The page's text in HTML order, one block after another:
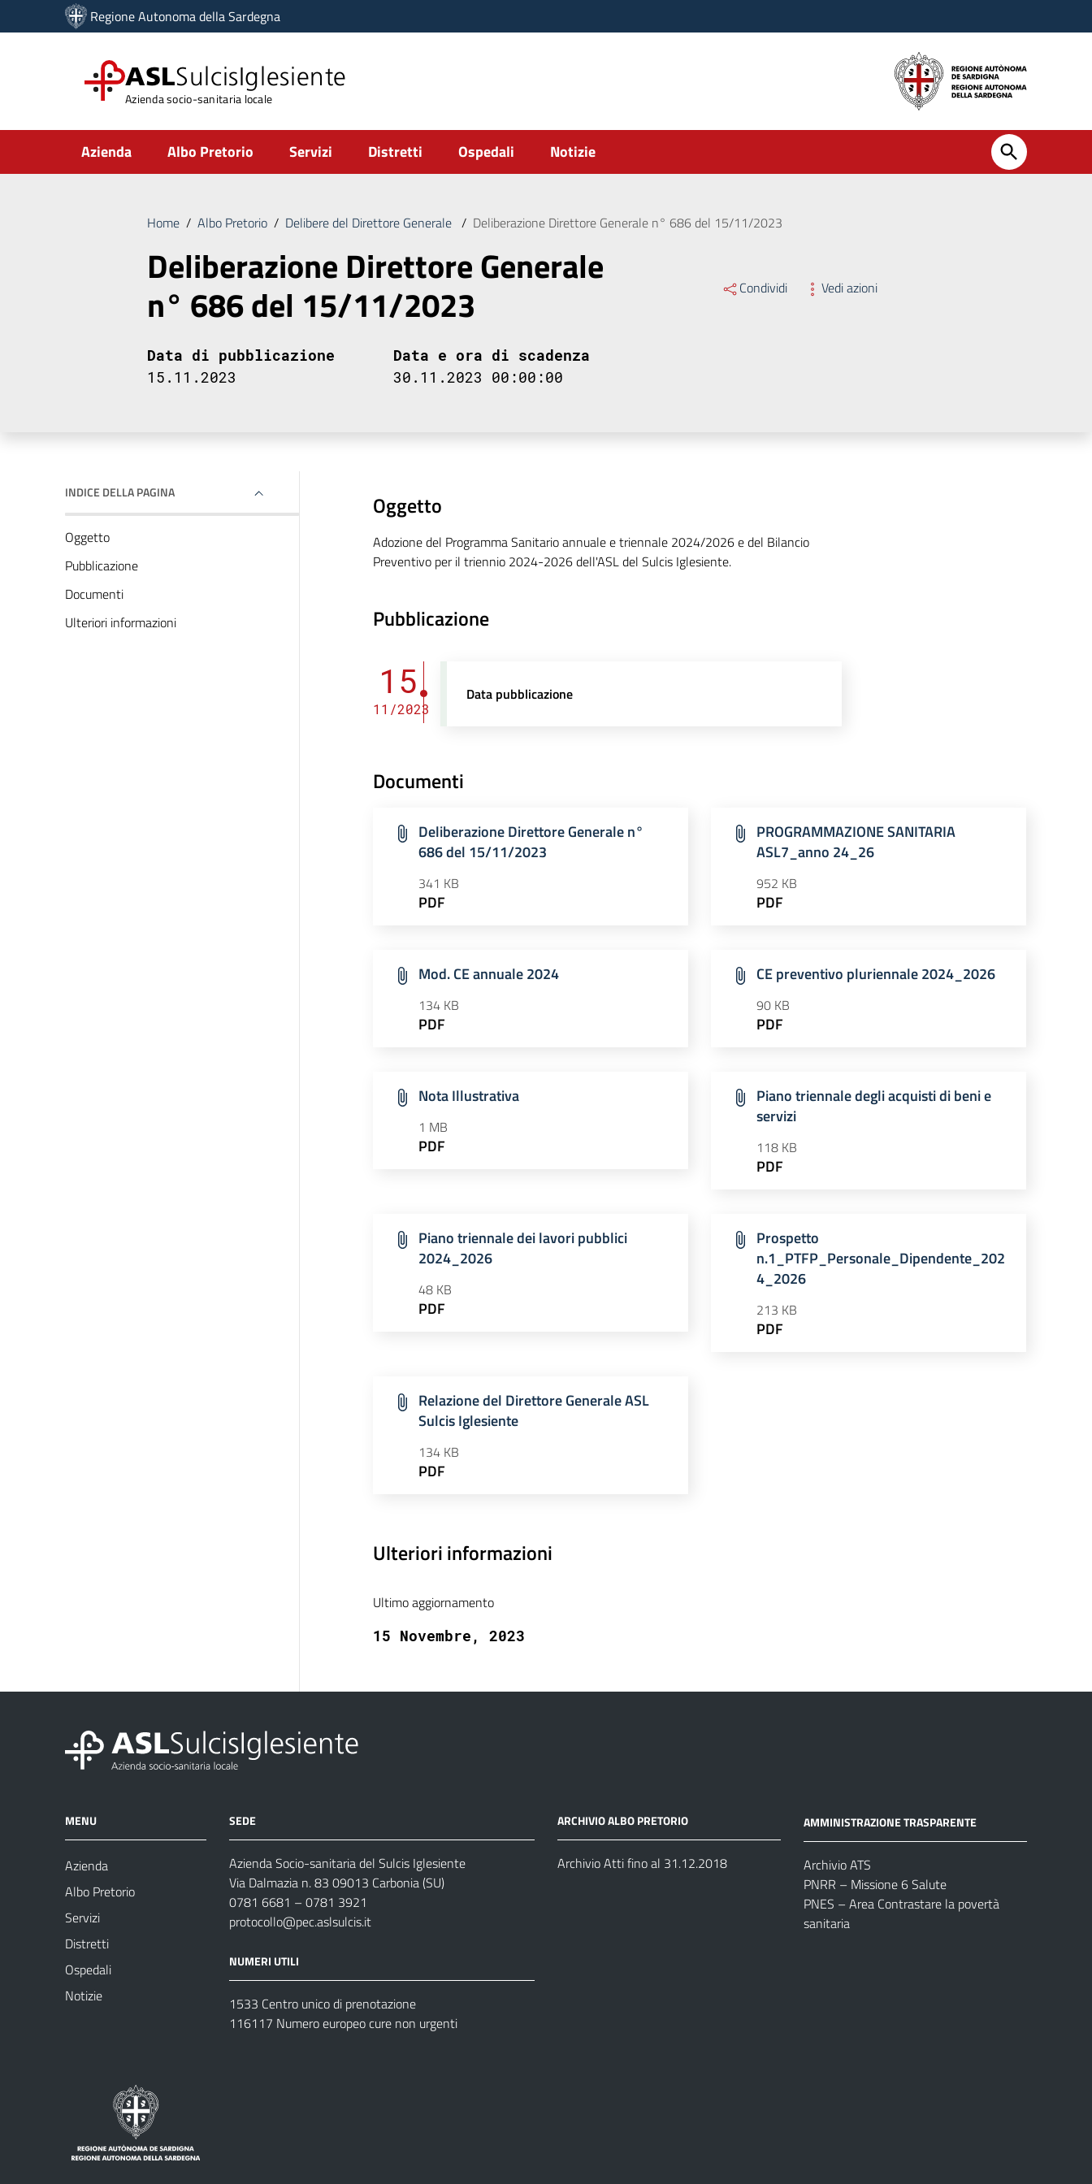
Vai ai contenuti
Vai al menu di navigazione
Regione Autonoma della Sardegna
ASLSulcisIglesiente
Azienda socio-sanitaria locale
Submenu
Azienda Albo Pretorio Servizi Distretti Ospedali Notizie
Home / Albo Pretorio / Delibere del Direttore Generale / Deliberazione Direttore Generale n° 686 del 15/11/2023
Deliberazione Direttore Generale
n° 686 del 15/11/2023 Condividi Vedi azioni
Data di pubblicazione
15.11.2023
Data e ora di scadenza
30.11.2023 00:00:00
INDICE DELLA PAGINA
Oggetto
Pubblicazione
Documenti
Ulteriori informazioni
Oggetto
Adozione del Programma Sanitario annuale e triennale 2024/2026 e del Bilancio
Preventivo per il triennio 2024-2026 dell'ASL del Sulcis Iglesiente.
Pubblicazione
15
11/2023
Data pubblicazione
Documenti
Deliberazione Direttore Generale n°
686 del 15/11/2023
341 KB
PDF
PROGRAMMAZIONE SANITARIA
ASL7_anno 24_26
952 KB
PDF
Mod. CE annuale 2024
134 KB
PDF
CE preventivo pluriennale 2024_2026
90 KB
PDF
Nota Illustrativa
1 MB
PDF
Piano triennale degli acquisti di beni e
servizi
118 KB
PDF
Piano triennale dei lavori pubblici
2024_2026
48 KB
PDF
Prospetto
n.1_PTFP_Personale_Dipendente_202
4_2026
213 KB
PDF
Relazione del Direttore Generale ASL
Sulcis Iglesiente
134 KB
PDF
Ulteriori informazioni
Ultimo aggiornamento
15 Novembre, 2023
MENU
Azienda
Albo Pretorio
Servizi
Distretti
Ospedali
Notizie
SEDE
Azienda Socio-sanitaria del Sulcis Iglesiente
Via Dalmazia n. 83 09013 Carbonia (SU)
0781 6681 – 0781 3921
protocollo@pec.aslsulcis.it
NUMERI UTILI
1533 Centro unico di prenotazione
116117 Numero europeo cure non urgenti
ARCHIVIO ALBO PRETORIO
Archivio Atti fino al 31.12.2018
AMMINISTRAZIONE TRASPARENTE
Archivio ATS
PNRR – Missione 6 Salute
PNES – Area Contrastare la povertà
sanitaria